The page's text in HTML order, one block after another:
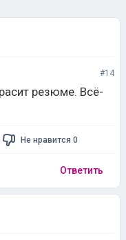
#14
резюме. Всё-
Не нравится 0
Ответить